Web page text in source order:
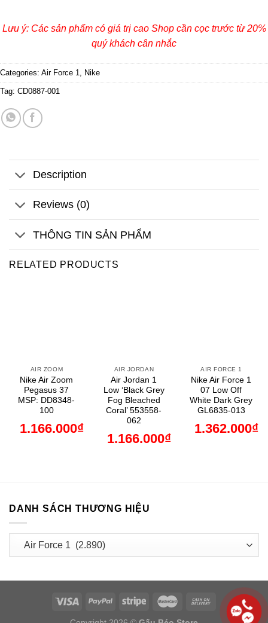
Lưu ý: Các sản phẩm có giá trị cao Shop cần cọc trước từ 20%
quý khách cân nhắc
Categories: Air Force 1 Nike
Tag: CD0887-001
Description
Reviews (0)
THÔNG TIN SẢN PHẨM
RELATED PRODUCTS
AIR ZOOM
Nike Air Zoom
Pegasus 37
MSP: DD8348-
100
1.166.000₫
AIR JORDAN
Air Jordan 1
Low ‘Black Grey
Fog Bleached
Coral’ 553558-
062
1.166.000₫
AIR FORCE 1
Nike Air Force 1
07 Low Off
White Dark Grey
GL6835-013
1.362.000₫
DANH SÁCH THƯƠNG HIỆU